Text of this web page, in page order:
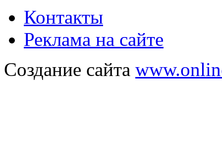
Контакты
Реклама на сайте
Создание сайта